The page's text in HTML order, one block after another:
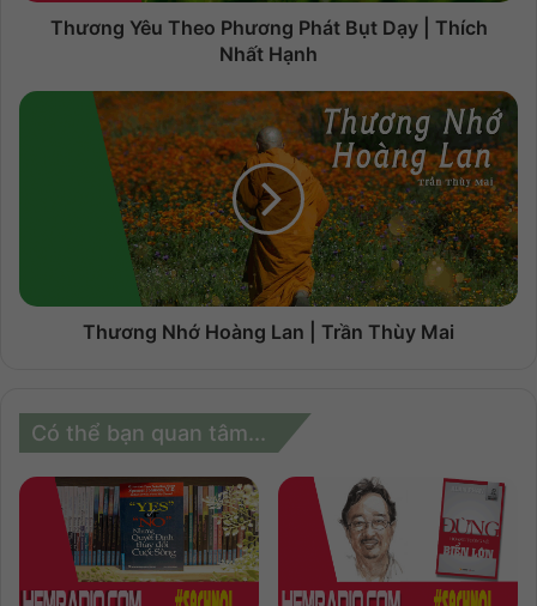
Thương Yêu Theo Phương Phát Bụt Dạy | Thích
Nhất Hạnh
Thương Nhớ Hoàng Lan | Trần Thùy Mai
Có thể bạn quan tâm...